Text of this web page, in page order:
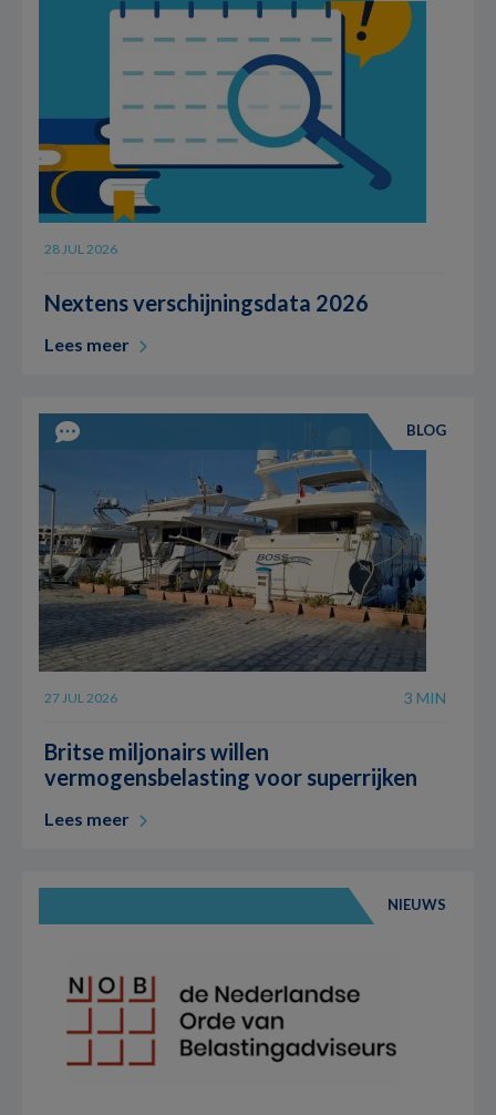
28 JUL 2026
Nextens verschijningsdata 2026
Lees meer
BLOG
27 JUL 2026 3 MIN
Britse miljonairs willen
vermogensbelasting voor superrijken
Lees meer
NIEUWS